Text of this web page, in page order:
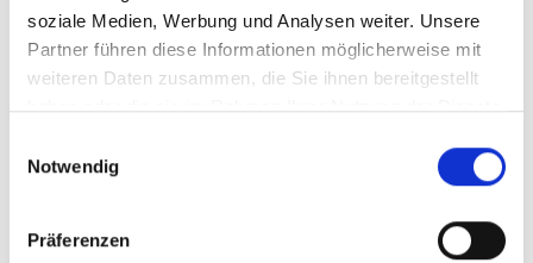
soziale Medien, Werbung und Analysen weiter. Unsere
Partner führen diese Informationen möglicherweise mit
weiteren Daten zusammen, die Sie ihnen bereitgestellt
haben oder die sie im Rahmen Ihrer Nutzung der Dienste
Notwendig
Präferenzen
ÄHNLICHE PRODUKTE
T-Shirt Essentials Rot Damen T-Shirt Essentials